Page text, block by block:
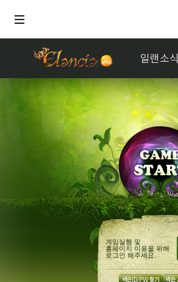
일랜소식
게임실행 및
홈페이지 이용을 위해
로그인 해주세요.